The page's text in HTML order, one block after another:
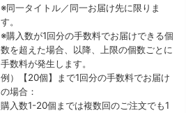
※同一タイトル／同一お届け先に限りま
す。
※購入数が1回分の手数料でお届けできる個
数を超えた場合、以降、上限の個数ごとに
手数料が発生します。
例）【20個】まで1回分の手数料でお届け
の場合：
購入数1-20個までは複数回のご注文でも1